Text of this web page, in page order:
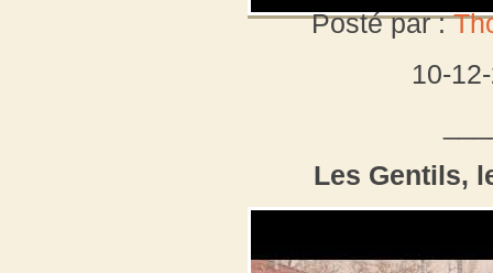
Posté par :
10-
Les Gentils,